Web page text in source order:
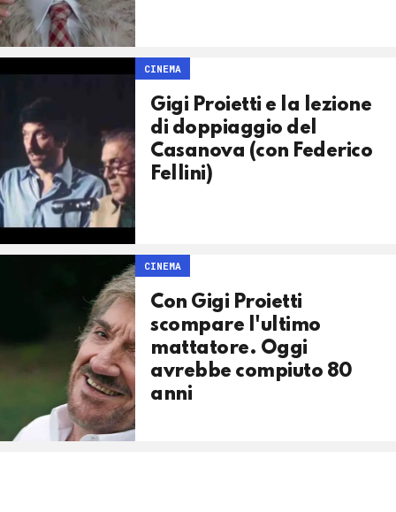
CINEMA
Gigi Proietti e la lezione
di doppiaggio del
Casanova (con Federico
Fellini)
CINEMA
Con Gigi Proietti
scompare l'ultimo
mattatore. Oggi
avrebbe compiuto 80
anni